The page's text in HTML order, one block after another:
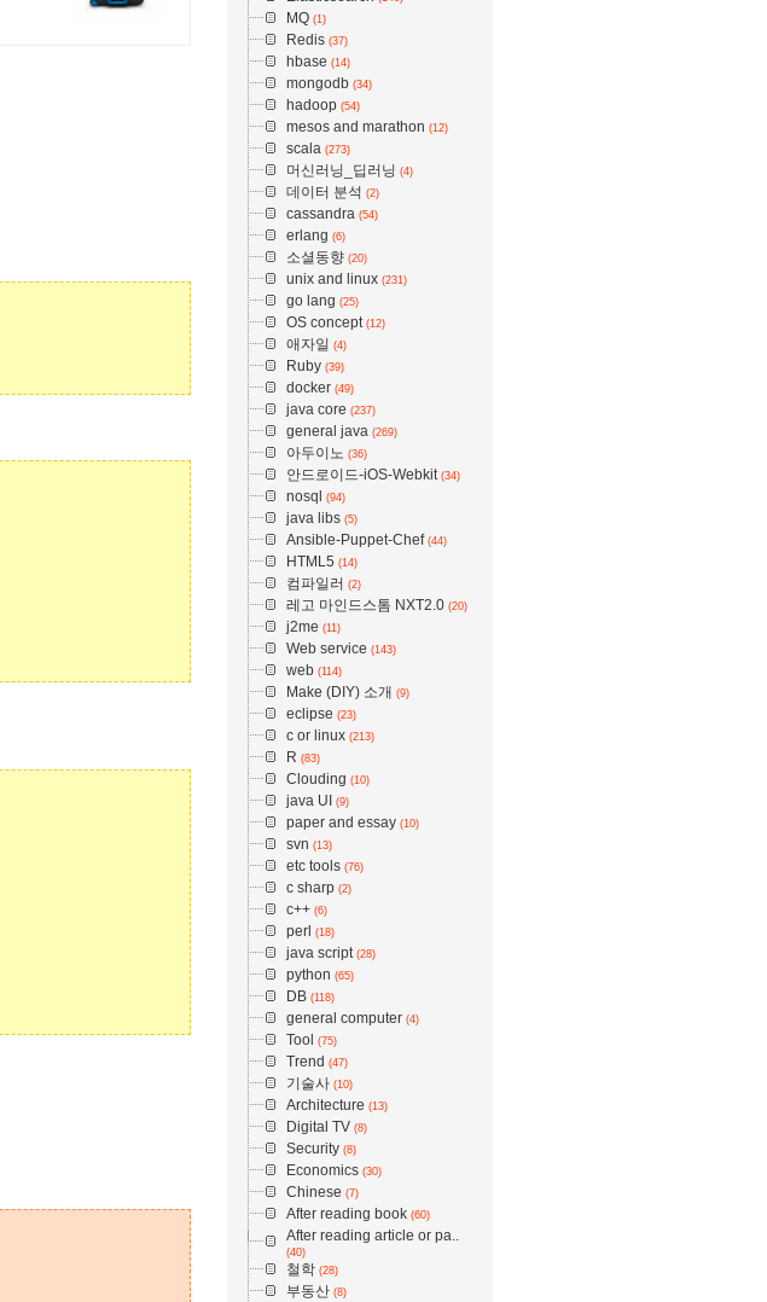
MQ (1)
Redis (37)
hbase (14)
mongodb (34)
hadoop (54)
mesos and marathon (12)
scala (273)
머신러닝_딥러닝 (4)
데이터 분석 (2)
cassandra (54)
erlang (6)
소셜동향 (20)
unix and linux (231)
go lang (25)
OS concept (12)
애자일 (4)
Ruby (39)
docker (49)
java core (237)
general java (269)
아두이노 (36)
안드로이드-iOS-Webkit (34)
nosql (94)
java libs (5)
Ansible-Puppet-Chef(44)
HTML5 (14)
컴파일러 (2)
레고 마인드스톰 NXT2.0 (20)
j2me (11)
Web service (143)
web (114)
Make (DIY) 소개 (9)
eclipse (23)
c or linux (213)
R (83)
Clouding (10)
java UI (9)
paper and essay (10)
svn (13)
etc tools (76)
c sharp (2)
c++ (6)
perl (18)
java script (28)
python (65)
DB (118)
general computer (4)
Tool (75)
Trend (47)
기술사 (10)
Architecture (13)
Digital TV (8)
Security (8)
Economics (30)
Chinese (7)
After reading book (60)
After reading article or pa..
(40)
철학 (28)
부동산 (8)